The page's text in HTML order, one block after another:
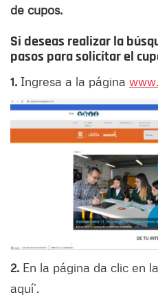
de cupos.
Si deseas realizar la
pasos para solicitar el
1. Ingresa a la página
2. En la página da clic en
aquí’.